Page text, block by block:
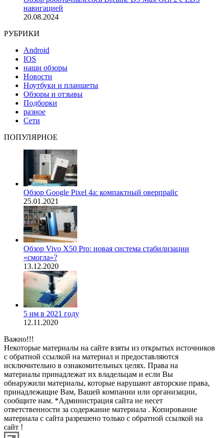
навигацией
20.08.2024
РУБРИКИ
Android
IOS
наши обзоры
Новости
Ноутбуки и планшеты
Обзоры и отзывы
Подборки
разное
Сети
ПОПУЛЯРНОЕ
Обзор Google Pixel 4a: компактный оверпрайс
25.01.2021
Обзор Vivo X50 Pro: новая система стабилизации
«смогла»?
13.12.2020
5 нм в 2021 году
12.11.2020
Важно!!!
Некоторые материалы на сайте взяты из открытых источников
с обратной ссылкой на материал и предоставляются
исключительно в ознакомительных целях. Права на
материалы принадлежат их владельцам и если Вы
обнаружили материалы, которые нарушают авторские права,
принадлежащие Вам, Вашей компании или организации,
сообщите нам. *Администрация сайта не несет
ответственности за содержание материала . Копирование
материала с сайта разрешено только с обратной ссылкой на
сайт !